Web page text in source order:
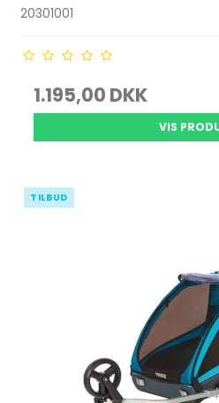
20301001
1.195,00 DKK
VIS
TILBUD